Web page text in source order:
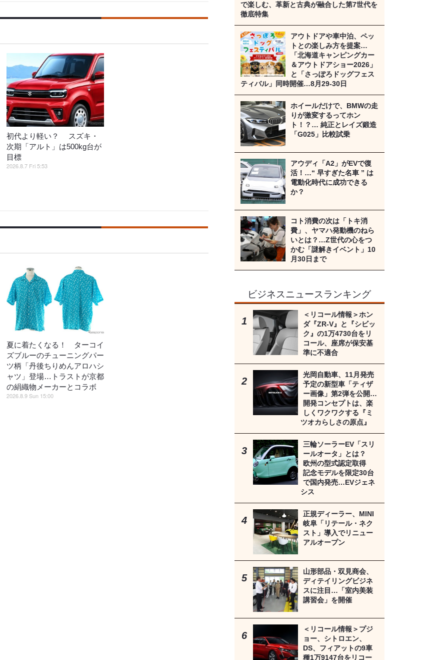
初代より軽い？ スズキ・
次期「アルト」は500kg台が
目標
2026.8.7 Fri 5:53
夏に着たくなる！ ターコイ
ズブルーのチューニングパー
ツ柄「丹後ちりめんアロハシ
ャツ」登場…トラストが京都
の絹織物メーカーとコラボ
2026.8.9 Sun 15:00
で楽しむ、革新と古典が融合した第7世代を
徹底特集
アウトドアや車中泊、ペッ
トとの楽しみ方を提案…
「北海道キャンピングカー
＆アウトドアショー2026」
と「さっぽろドッグフェス
ティバル」同時開催…8月29‐30日
ホイールだけで、BMWの走
りが激変するってホン
ト！？… 純正とレイズ鍛造
「G025」比較試乗
アウディ「A2」がEVで復
活！…“ 早すぎた名車 ” は
電動化時代に成功できる
か？
コト消費の次は「トキ消
費」、ヤマハ発動機のねら
いとは？…Z世代の心をつ
かむ「謎解きイベント」10
月30日まで
ビジネスニュースランキング
＜リコール情報＞ホン
ダ『ZR-V』と『シビッ
ク』の1万4730台をリ
コール、座席が保安基
準に不適合
光岡自動車、11月発売
予定の新型車「ティザ
ー画像」第2弾を公開…
開発コンセプトは、楽
しくワクワクする『ミ
ツオカらしさの原点』
三輪ソーラーEV「スリ
ールオータ」とは？
欧州の型式認定取得
記念モデルを限定30台
で国内発売…EVジェネ
シス
正規ディーラー、MINI
岐阜「リテール・ネク
スト」導入でリニュー
アルオープン
山形部品・双見商会、
ディテイリングビジネ
スに注目…「室内美装
講習会」を開催
＜リコール情報＞プジ
ョー、シトロエン、
DS、フィアットの9車
種1万9147台をリコー